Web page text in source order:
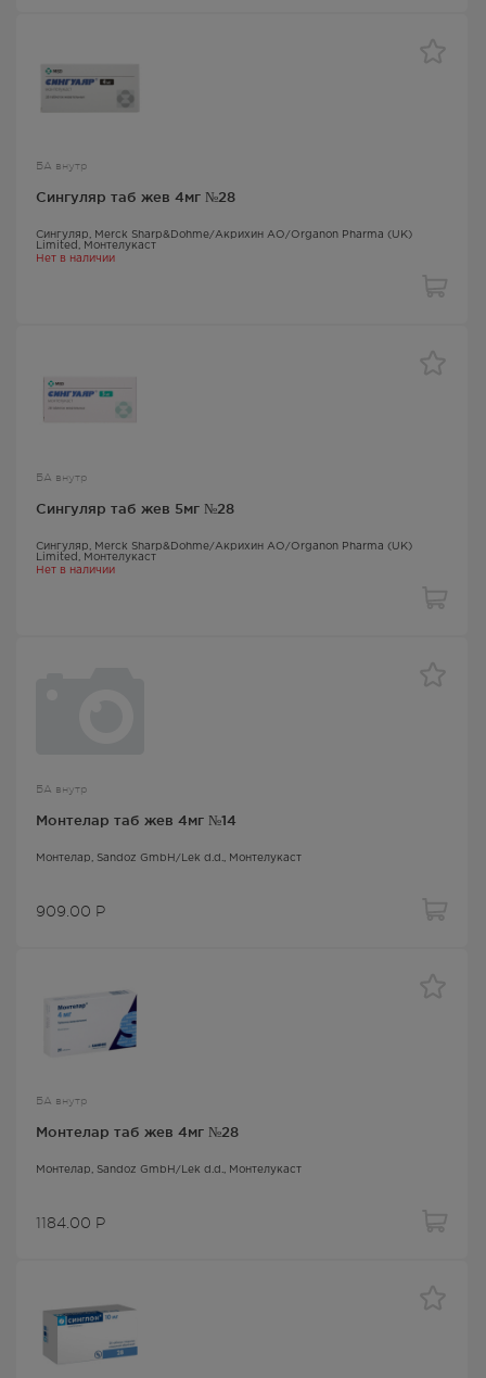
БА внутр
Сингуляр таб жев 4мг №28
Сингуляр , Merck Sharp&Dohme/Акрихин АО/Organon Pharma (UK)
Limited, Монтелукаст
Нет в наличии
БА внутр
Сингуляр таб жев 5мг №28
Сингуляр , Merck Sharp&Dohme/Акрихин АО/Organon Pharma (UK)
Limited, Монтелукаст
Нет в наличии
БА внутр
Монтелар таб жев 4мг №14
Монтелар , Sandoz GmbH/Lek d.d., Монтелукаст
909.00 Р
БА внутр
Монтелар таб жев 4мг №28
Монтелар , Sandoz GmbH/Lek d.d., Монтелукаст
1184.00 Р